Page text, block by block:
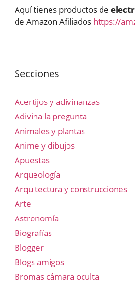
Aquí tienes productos de
de Amazon Afiliados https://
Secciones
Acertijos y adivinanzas
Adivina la pregunta
Animales y plantas
Anime y dibujos
Apuestas
Arqueología
Arquitectura y construcciones
Arte
Astronomía
Biografías
Blogger
Blogs amigos
Bromas cámara oculta